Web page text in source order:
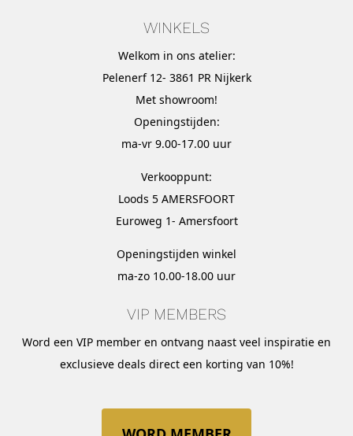
WINKELS
Welkom in ons atelier:
Pelenerf 12- 3861 PR Nijkerk
Met showroom!
Openingstijden:
ma-vr 9.00-17.00 uur
Verkooppunt:
Loods 5 AMERSFOORT
Euroweg 1- Amersfoort
Openingstijden winkel
ma-zo 10.00-18.00 uur
VIP MEMBERS
Word een VIP member en ontvang naast veel inspiratie en
exclusieve deals direct een korting van 10%!